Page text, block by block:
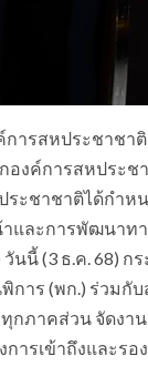
การสหประชาช
องค์การสหประ
ระชาชาติได้กำ
ละการพัฒนาทาง
วันนี้ (3 ธ.ค.
ร (พก.) ร่วมกับ
กภาคส่วน จัดงา
ารเข้าถึงและร